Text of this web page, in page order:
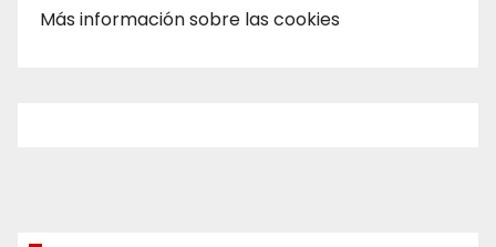
Más información sobre las cookies